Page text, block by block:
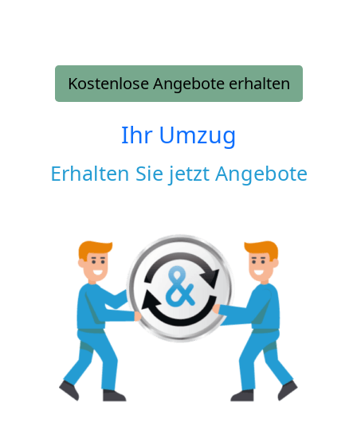
Kostenlose Angebote erhalten
Ihr Umzug
Erhalten Sie jetzt Angebote